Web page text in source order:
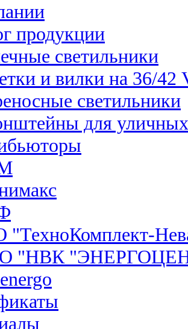
продукции
светильники
и вилки на 36/42
светильники
для уличных
"ТехноКомплект-
"НВК